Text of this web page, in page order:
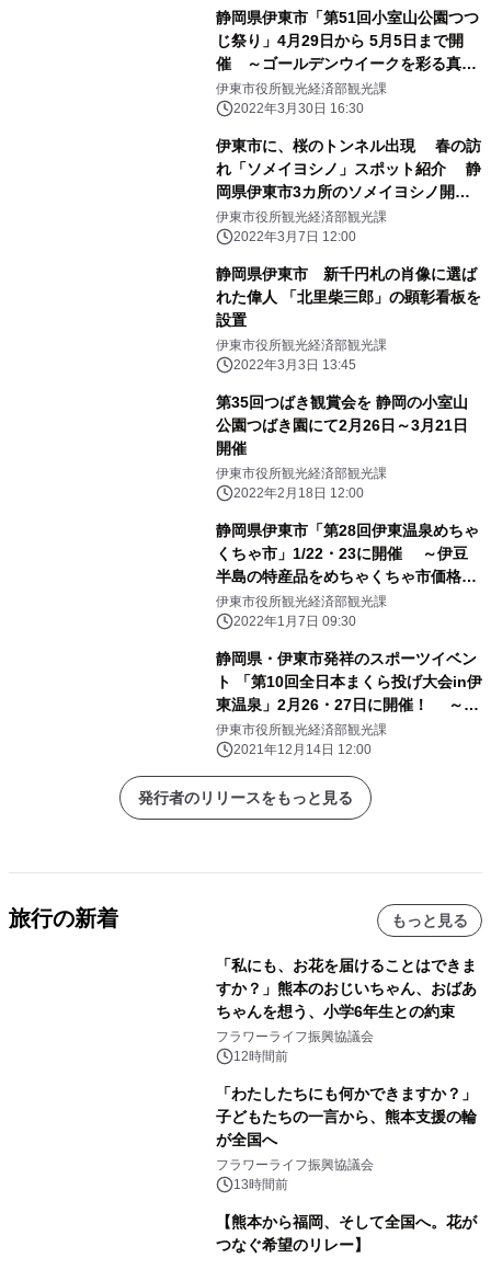
静岡県伊東市「第51回小室山公園つつ
じ祭り」4月29日から 5月5日まで開
催 ～ゴールデンウイークを彩る真っ
赤な絨毯～
伊東市役所観光経済部観光課
2022年3月30日 16:30
伊東市に、桜のトンネル出現 春の訪
れ「ソメイヨシノ」スポット紹介 静
岡県伊東市3カ所のソメイヨシノ開花
情報を公開
伊東市役所観光経済部観光課
2022年3月7日 12:00
静岡県伊東市 新千円札の肖像に選ば
れた偉人 「北里柴三郎」の顕彰看板を
設置
伊東市役所観光経済部観光課
2022年3月3日 13:45
第35回つばき観賞会を 静岡の小室山
公園つばき園にて2月26日～3月21日
開催
伊東市役所観光経済部観光課
2022年2月18日 12:00
静岡県伊東市「第28回伊東温泉めちゃ
くちゃ市」1/22・23に開催 ～伊豆
半島の特産品をめちゃくちゃ市価格で
買える物産市～
伊東市役所観光経済部観光課
2022年1月7日 09:30
静岡県・伊東市発祥のスポーツイベン
ト 「第10回全日本まくら投げ大会in伊
東温泉」2月26・27日に開催！ ～参
加団体の募集受付も開始～
伊東市役所観光経済部観光課
2021年12月14日 12:00
発行者のリリースをもっと見る
旅行の新着 もっと見る
「私にも、お花を届けることはできま
すか？」熊本のおじいちゃん、おばあ
ちゃんを想う、小学6年生との約束
フラワーライフ振興協議会
12時間前
「わたしたちにも何かできますか？」
子どもたちの一言から、熊本支援の輪
が全国へ
フラワーライフ振興協議会
13時間前
【熊本から福岡、そして全国へ。花が
つなぐ希望のリレー】